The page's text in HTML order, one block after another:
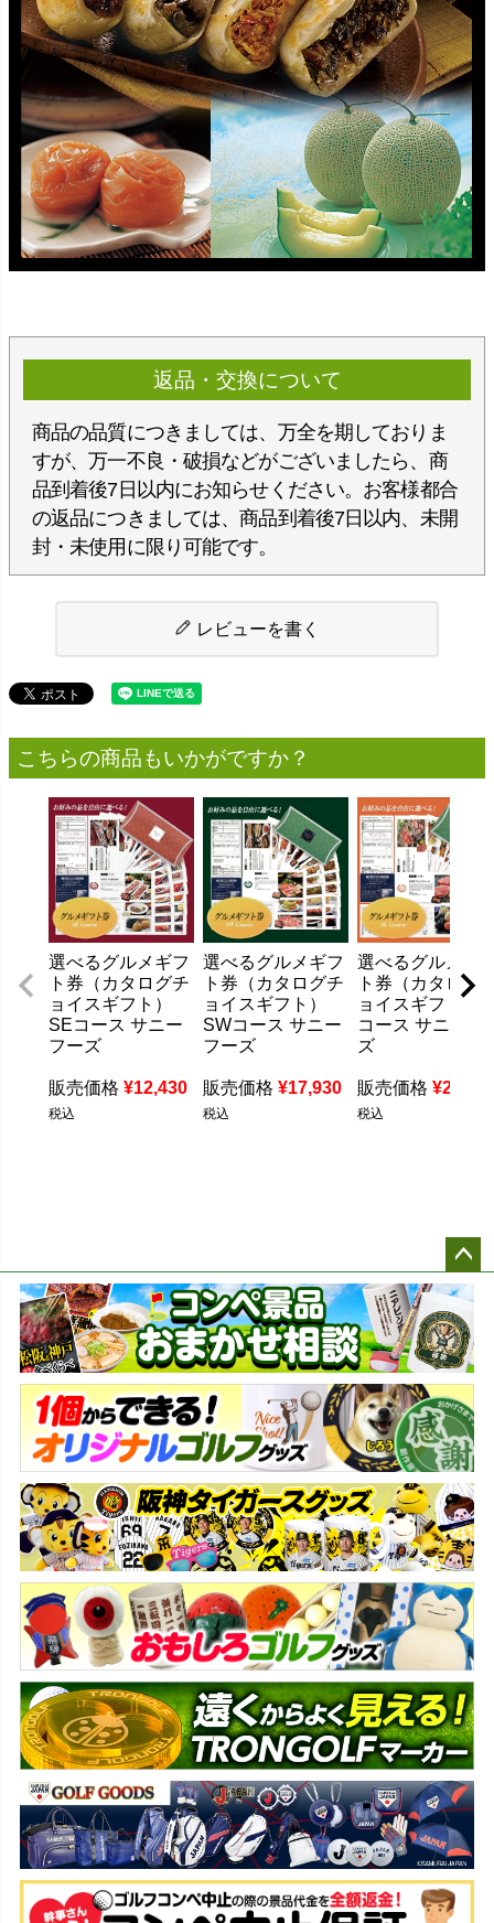
返品・交換について
商品の品質につきましては、万全を期しておりま
すが、万一不良・破損などがございましたら、商
品到着後7日以内にお知らせください。お客様都合
の返品につきましては、商品到着後7日以内、未開
封・未使用に限り可能です。
レビューを書く
こちらの商品もいかがですか？
選べるグルメギフ
ト券（カタログチ
ョイスギフト）
SEコース サニー
フーズ
販売価格 ¥12,430
税込
選べるグルメギフ
ト券（カタログチ
ョイスギフト）
SWコース サニー
フーズ
販売価格 ¥17,930
税込
選べるグルメギ
ト券（カタログ
ョイスギフト）
コース サニーフ
ズ
販売価格 ¥
税込
ペー
ジト
ップ
へ